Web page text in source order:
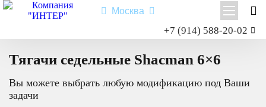
Москва
+7 (914) 588-20-02
Миксер
Самосвал
6×6
Тягачи седельные Shacman 6×6
Вы можете выбрать любую модификацию под Ваши
задачи